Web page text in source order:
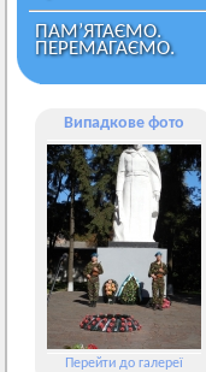
ПАМ’ЯТАЄМО.
ПЕРЕМАГАЄМО.
Випадкове фото
Перейти до галереї